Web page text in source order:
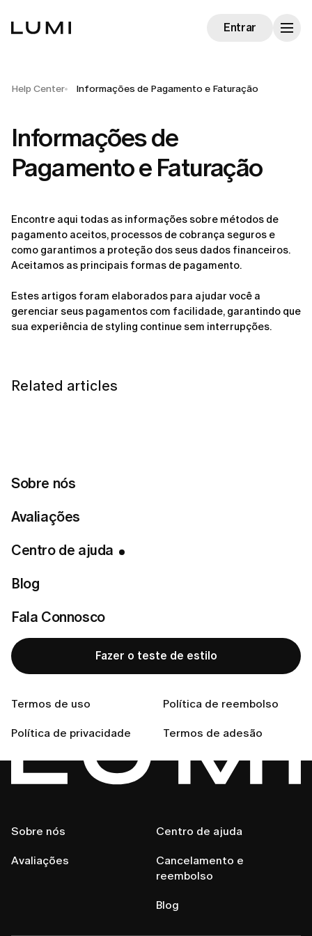
Sobre nós
Avaliações
Centro de ajuda
Blog
Fala Connosco
Fazer o teste de estilo
Termos de uso Política de reembolso
Política de privacidade Termos de adesão
Entrar
Help Center Informações de Pagamento e Faturação
Informações de
Pagamento e Faturação
Encontre aqui todas as informações sobre métodos de
pagamento aceitos, processos de cobrança seguros e
como garantimos a proteção dos seus dados financeiros.
Aceitamos as principais formas de pagamento.
Estes artigos foram elaborados para ajudar você a
gerenciar seus pagamentos com facilidade, garantindo que
sua experiência de styling continue sem interrupções.
Related articles
LUMI?
Não encontras a resposta
Fala Connosco
Sobre nós
Avaliações
Centro de ajuda
Cancelamento e
reembolso
Blog